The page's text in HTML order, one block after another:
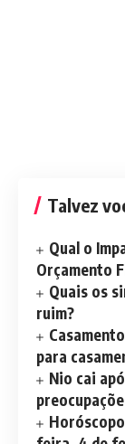
Talvez
Qual o
Orçamento
Quais os
ruim?
para
Nio cai